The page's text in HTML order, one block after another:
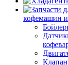
кофемашин